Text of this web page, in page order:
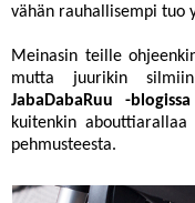
vähän rauhallisempi tuo
Meinasin teille
mutta juurikin
JabaDabaRuu -blogissa
kuitenkin
pehmusteesta.